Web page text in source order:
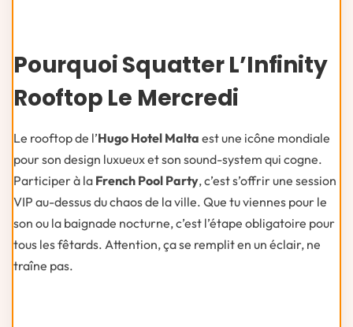
Pourquoi Squatter L’Infinity
Rooftop Le Mercredi
Le rooftop de l’Hugo Hotel Malta est une icône mondiale
pour son design luxueux et son sound-system qui cogne.
Participer à la French Pool Party, c’est s’offrir une session
VIP au-dessus du chaos de la ville. Que tu viennes pour le
son ou la baignade nocturne, c’est l’étape obligatoire pour
tous les fêtards. Attention, ça se remplit en un éclair, ne
traîne pas.